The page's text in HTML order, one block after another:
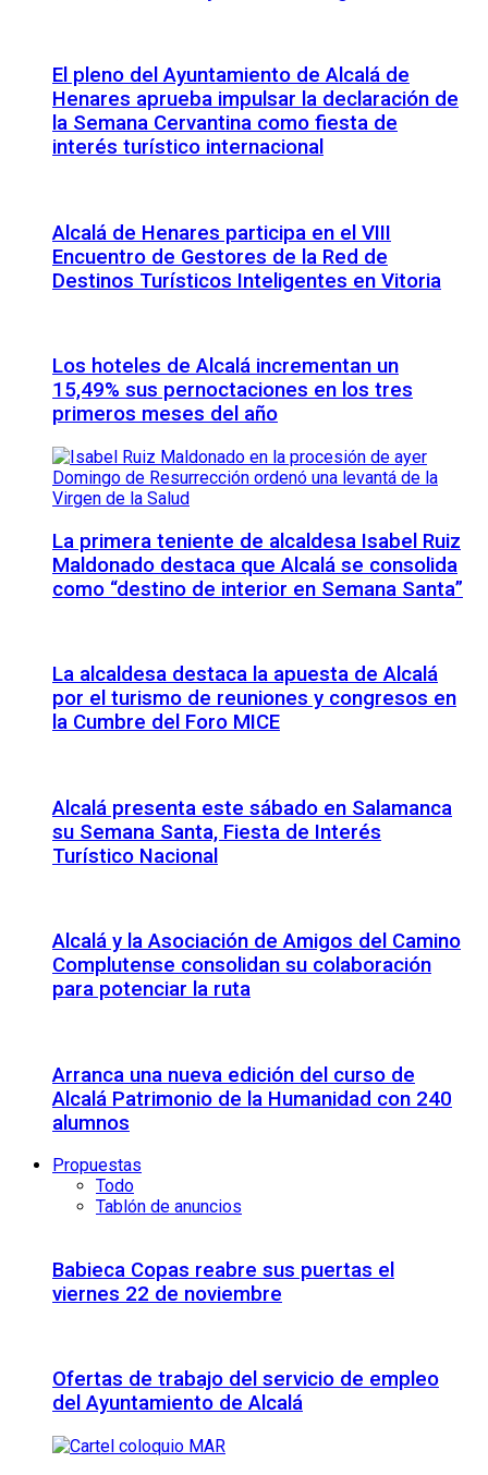
El pleno del Ayuntamiento de Alcalá de
Henares aprueba impulsar la declaración de
la Semana Cervantina como fiesta de
interés turístico internacional
Alcalá de Henares participa en el VIII
Encuentro de Gestores de la Red de
Destinos Turísticos Inteligentes en Vitoria
Los hoteles de Alcalá incrementan un
15,49% sus pernoctaciones en los tres
primeros meses del año
La primera teniente de alcaldesa Isabel Ruiz
Maldonado destaca que Alcalá se consolida
como “destino de interior en Semana Santa”
La alcaldesa destaca la apuesta de Alcalá
por el turismo de reuniones y congresos en
la Cumbre del Foro MICE
Alcalá presenta este sábado en Salamanca
su Semana Santa, Fiesta de Interés
Turístico Nacional
Alcalá y la Asociación de Amigos del Camino
Complutense consolidan su colaboración
para potenciar la ruta
Arranca una nueva edición del curso de
Alcalá Patrimonio de la Humanidad con 240
alumnos
Propuestas
Todo
Tablón de anuncios
Babieca Copas reabre sus puertas el
viernes 22 de noviembre
Ofertas de trabajo del servicio de empleo
del Ayuntamiento de Alcalá